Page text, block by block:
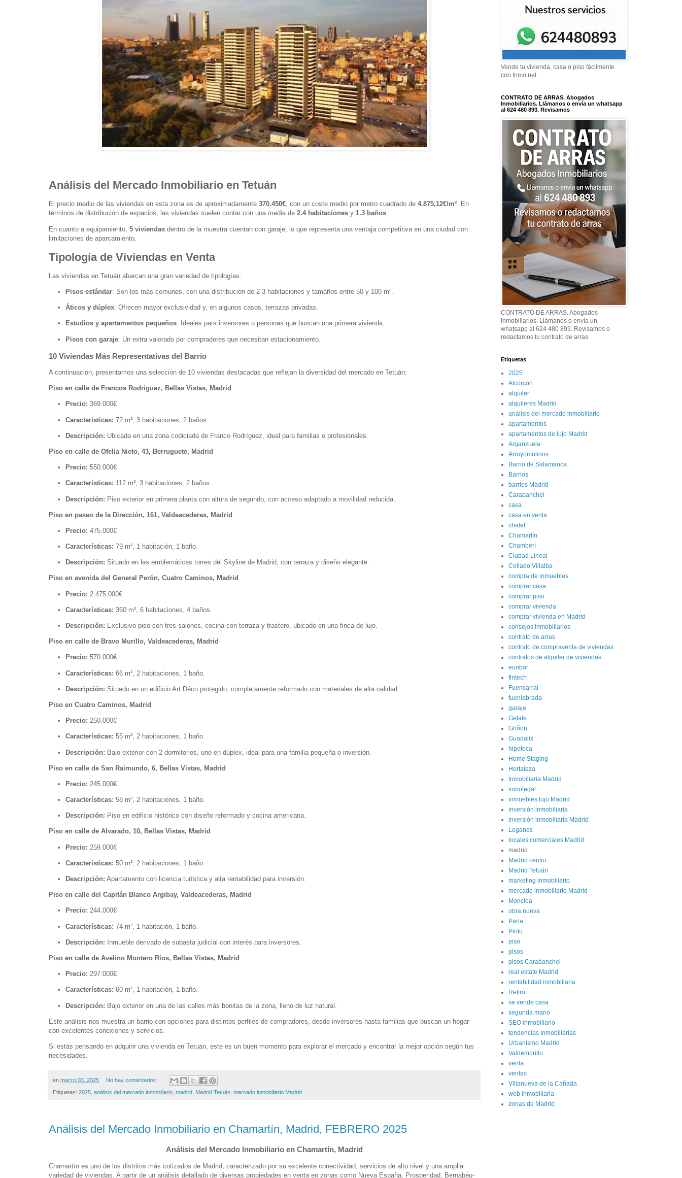
Análisis del Mercado Inmobiliario en Tetuán
El precio medio de las viviendas en esta zona es de aproximadamente 370.450€, con un coste medio por metro cuadrado de 4.875,12€/m². En
términos de distribución de espacios, las viviendas suelen contar con una media de 2.4 habitaciones y 1.3 baños.
En cuanto a equipamiento, 5 viviendas dentro de la muestra cuentan con garaje, lo que representa una ventaja competitiva en una ciudad con
limitaciones de aparcamiento.
Tipología de Viviendas en Venta
Las viviendas en Tetuán abarcan una gran variedad de tipologías:
Pisos estándar: Son los más comunes, con una distribución de 2-3 habitaciones y tamaños entre 50 y 100 m².
Áticos y dúplex: Ofrecen mayor exclusividad y, en algunos casos, terrazas privadas.
Estudios y apartamentos pequeños: Ideales para inversores o personas que buscan una primera vivienda.
Pisos con garaje: Un extra valorado por compradores que necesitan estacionamiento.
10 Viviendas Más Representativas del Barrio
A continuación, presentamos una selección de 10 viviendas destacadas que reflejan la diversidad del mercado en Tetuán:
Piso en calle de Francos Rodríguez, Bellas Vistas, Madrid
Precio: 369.000€
Características: 72 m², 3 habitaciones, 2 baños.
Descripción: Ubicada en una zona codiciada de Franco Rodríguez, ideal para familias o profesionales.
Piso en calle de Ofelia Nieto, 43, Berruguete, Madrid
Precio: 550.000€
Características: 112 m², 3 habitaciones, 2 baños.
Descripción: Piso exterior en primera planta con altura de segundo, con acceso adaptado a movilidad reducida.
Piso en paseo de la Dirección, 161, Valdeacederas, Madrid
Precio: 475.000€
Características: 79 m², 1 habitación, 1 baño.
Descripción: Situado en las emblemáticas torres del Skyline de Madrid, con terraza y diseño elegante.
Piso en avenida del General Perón, Cuatro Caminos, Madrid
Precio: 2.475.000€
Características: 360 m², 6 habitaciones, 4 baños.
Descripción: Exclusivo piso con tres salones, cocina con terraza y trastero, ubicado en una finca de lujo.
Piso en calle de Bravo Murillo, Valdeacederas, Madrid
Precio: 570.000€
Características: 66 m², 2 habitaciones, 1 baño.
Descripción: Situado en un edificio Art Déco protegido, completamente reformado con materiales de alta calidad.
Piso en Cuatro Caminos, Madrid
Precio: 250.000€
Características: 55 m², 2 habitaciones, 1 baño.
Descripción: Bajo exterior con 2 dormitorios, uno en dúplex, ideal para una familia pequeña o inversión.
Piso en calle de San Raimundo, 6, Bellas Vistas, Madrid
Precio: 245.000€
Características: 58 m², 2 habitaciones, 1 baño.
Descripción: Piso en edificio histórico con diseño reformado y cocina americana.
Piso en calle de Alvarado, 10, Bellas Vistas, Madrid
Precio: 259.000€
Características: 50 m², 2 habitaciones, 1 baño.
Descripción: Apartamento con licencia turística y alta rentabilidad para inversión.
Piso en calle del Capitán Blanco Argibay, Valdeacederas, Madrid
Precio: 244.000€
Características: 74 m², 1 habitación, 1 baño.
Descripción: Inmueble derivado de subasta judicial con interés para inversores.
Piso en calle de Avelino Montero Ríos, Bellas Vistas, Madrid
Precio: 297.000€
Características: 60 m², 1 habitación, 1 baño.
Descripción: Bajo exterior en una de las calles más bonitas de la zona, lleno de luz natural.
Este análisis nos muestra un barrio con opciones para distintos perfiles de compradores, desde inversores hasta familias que buscan un hogar
con excelentes conexiones y servicios.
Si estás pensando en adquirir una vivienda en Tetuán, este es un buen momento para explorar el mercado y encontrar la mejor opción según tus
necesidades.
en marzo 03, 2025 No hay comentarios:
Etiquetas: 2025 análisis del mercado inmobiliario madrid Madrid Tetuán mercado inmobiliario Madrid
Análisis del Mercado Inmobiliario en Chamartín, Madrid, FEBRERO 2025
Análisis del Mercado Inmobiliario en Chamartín, Madrid
Chamartín es uno de los distritos más cotizados de Madrid, caracterizado por su excelente conectividad, servicios de alto nivel y una amplia
variedad de viviendas. A partir de un análisis detallado de diversas propiedades en venta en zonas como Nueva España, Prosperidad, Bernabéu-
Vende tu vivienda, casa o piso fácilmente
con Inmo.net
CONTRATO DE ARRAS. Abogados
Inmobiliarios. Llámanos o envía un whatsapp
al 624 480 893. Revisamos
CONTRATO DE ARRAS. Abogados
Inmobiliarios. Llámanos o envía un
whatsapp al 624 480 893. Revisamos o
redactamos tu contrato de arras
Etiquetas
2025
Alcorcon
alquiler
alquileres Madrid
análisis del mercado inmobiliario
apartamentos
apartamentos de lujo Madrid
Arganzuela
Arroyomolinos
Barrio de Salamanca
Barrios
barrios Madrid
Carabanchel
casa
casa en venta
chalet
Chamartín
Chamberí
Ciudad Lineal
Collado Villalba
compra de inmuebles
comprar casa
comprar piso
comprar vivienda
comprar vivienda en Madrid
consejos inmobiliarios
contrato de arras
contrato de compraventa de viviendas
contratos de alquiler de viviendas
euribor
fintech
Fuencarral
fuenlabrada
garaje
Getafe
Griñon
Guadalix
hipoteca
Home Staging
Hortaleza
Inmobiliaria Madrid
inmolegal
inmuebles lujo Madrid
inversión inmobiliaria
inversión inmobiliaria Madrid
Leganes
locales comerciales Madrid
madrid
Madrid centro
Madrid Tetuán
marketing inmobiliario
mercado inmobiliario Madrid
Moncloa
obra nueva
Parla
Pinto
piso
pisos
pisos Carabanchel
real estate Madrid
rentabilidad inmobiliaria
Retiro
se vende casa
segunda mano
SEO inmobiliario
tendencias inmobiliarias
Urbanismo Madrid
Valdemorillo
venta
ventas
Villanueva de la Cañada
web inmobiliaria
zonas de Madrid